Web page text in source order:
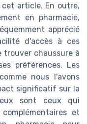
article. En outre,
en pharmacie,
apprécié
d'accès à ces
trouver chaussure à
préférences. Les
nous l'avons
significatif sur la
sont ceux qui
et